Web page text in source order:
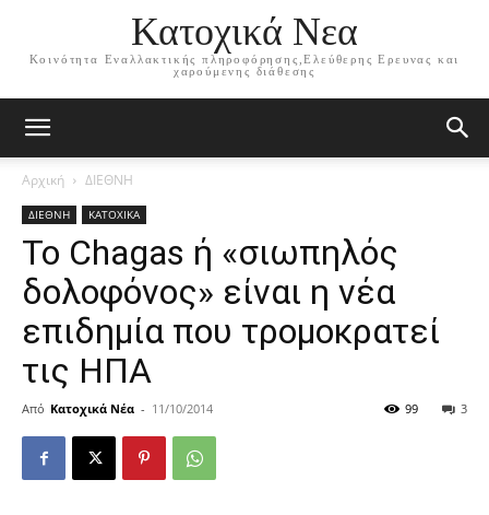
Κατοχικά Νεα
Κοινότητα Εναλλακτικής πληροφόρησης,Ελεύθερης Ερευνας και
χαρούμενης διάθεσης
Αρχική ΔΙΕΘΝΗ
ΔΙΕΘΝΗ ΚΑΤΟΧΙΚΑ
To Chagas ή «σιωπηλός
δολοφόνος» είναι η νέα
επιδημία που τρομοκρατεί
τις ΗΠΑ
Από Κατοχικά Νέα - 11/10/2014 3
99